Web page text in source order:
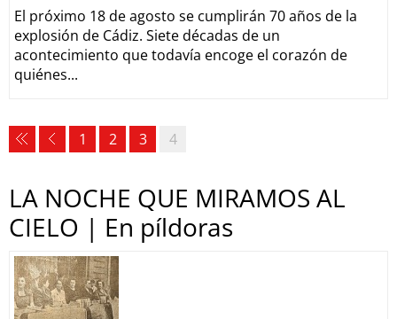
El próximo 18 de agosto se cumplirán 70 años de la
explosión de Cádiz. Siete décadas de un
acontecimiento que todavía encoge el corazón de
quiénes...
1 2 3 4
LA NOCHE QUE MIRAMOS AL
CIELO | En píldoras